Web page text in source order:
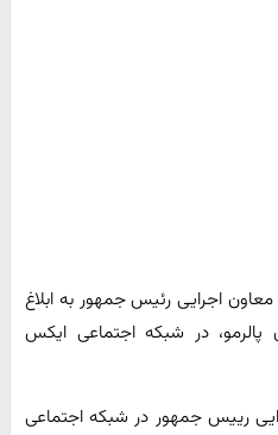
معاون اجرایی رئیس جمهور به ابلاغ
پالرمو، در شبکه اجتماعی ایکس
رییس جمهور در شبکه اجتماعی